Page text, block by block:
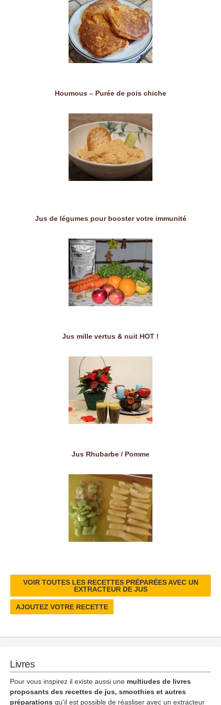
Houmous – Purée de pois chiche
Jus de légumes pour booster votre immunité
Jus mille vertus & nuit HOT !
Jus Rhubarbe / Pomme
VOIR TOUTES LES RECETTES PRÉPARÉES AVEC UN
EXTRACTEUR DE JUS
AJOUTEZ VOTRE RECETTE
Livres
Pour vous inspirez il existe aussi une multiudes de livres
proposants des recettes de jus, smoothies et autres
préparations qu'il est possible de réasliser avec un extracteur